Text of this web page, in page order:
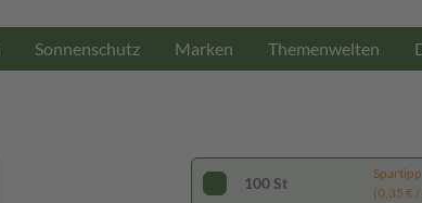
Sonnenschutz Marken Themenwelten
100 St
Spartipp
(0,35 € /